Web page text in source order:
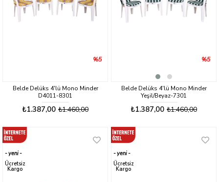
Belde Delüks 4'lü Mono Minder
D4011-8301
₺1.387,00 ₺1.460,00
%5
Belde Delüks 4'lü Mono Minder
Yeşil/Beyaz-7301
₺1.387,00 ₺1.460,00
%5
yeni
ürün
Ücretsiz
Kargo
yeni
ürün
Ücretsiz
Kargo